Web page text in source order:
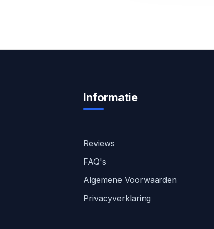
Informatie
Reviews
FAQ's
Algemene Voorwaarden
Privacyverklaring